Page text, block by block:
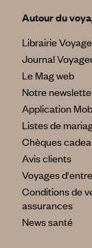
Autour du
Librairie
Journal
Le Mag web
Notre
Application
Listes de
Chèques
Avis clients
Voyages
Conditions de
assurances
News santé